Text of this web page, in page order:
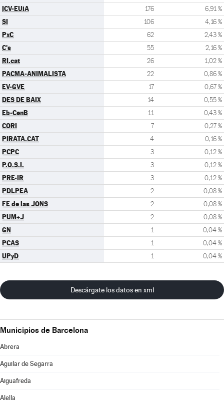
ICV-EUiA 176 6,91 %
SI 106 4,16 %
PxC 62 2,43 %
C's 55 2,16 %
RI.cat 26 1,02 %
PACMA-ANIMALISTA 22 0,86 %
EV-GVE 17 0,67 %
DES DE BAIX 14 0,55 %
Eb-CenB 11 0,43 %
CORI 7 0,27 %
PIRATA.CAT 4 0,16 %
PCPC 3 0,12 %
P.O.S.I. 3 0,12 %
PRE-IR 3 0,12 %
PDLPEA 2 0,08 %
FE de las JONS 2 0,08 %
PUM+J 2 0,08 %
GN 1 0,04 %
PCAS 1 0,04 %
UPyD 1 0,04 %
Descárgate los datos en xml
Municipios de Barcelona
Abrera
Aguilar de Segarra
Aiguafreda
Alella